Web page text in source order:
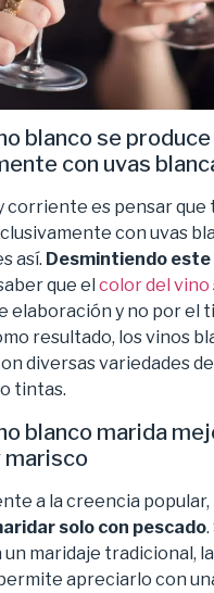
blanco se produce
con uvas
corriente es pensar que
con uvas
así. Desmintiendo
que el color del vino
elaboración y no por el
resultado, los vinos
diversas variedades
tintas.
blanco marida
marisco
a la creencia popular,
solo con pescado
maridaje tradicional,
apreciarlo con